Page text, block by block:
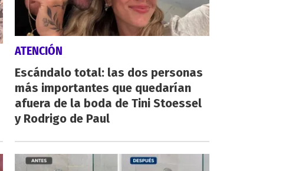
ATENCIÓN
Escándalo total: las dos personas
más importantes que quedarían
afuera de la boda de Tini Stoessel
y Rodrigo de Paul